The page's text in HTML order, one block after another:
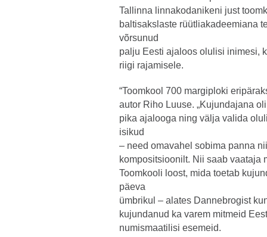
Tallinna linnakodanikeni just
baltisakslaste rüütliakadeemiana
võrsunud
palju Eesti ajaloos olulisi inimesi,
riigi rajamisele.
“Toomkool 700 margiploki
autor Riho Luuse. „Kujundajana
pika ajalooga ning välja valida
isikud
– need omavahel sobima panna
kompositsioonilt. Nii saab vaataja
Toomkooli loost, mida toetab
päeva
ümbrikul – alates Dannebrogist
kujundanud ka varem mitmeid
numismaatilisi esemeid.